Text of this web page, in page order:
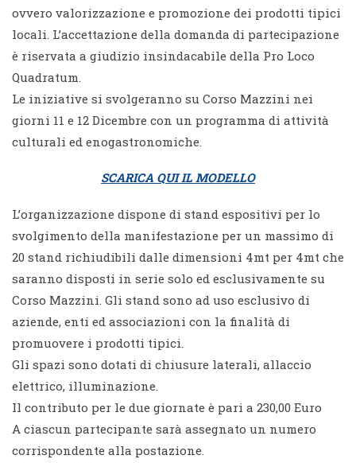
ovvero valorizzazione e promozione dei prodotti tipici
locali. L’accettazione della domanda di partecipazione
è riservata a giudizio insindacabile della Pro Loco
Quadratum.
Le iniziative si svolgeranno su Corso Mazzini nei
giorni 11 e 12 Dicembre con un programma di attività
culturali ed enogastronomiche.
SCARICA QUI IL MODELLO
L’organizzazione dispone di stand espositivi per lo
svolgimento della manifestazione per un massimo di
20 stand richiudibili dalle dimensioni 4mt per 4mt che
saranno disposti in serie solo ed esclusivamente su
Corso Mazzini. Gli stand sono ad uso esclusivo di
aziende, enti ed associazioni con la finalità di
promuovere i prodotti tipici.
Gli spazi sono dotati di chiusure laterali, allaccio
elettrico, illuminazione.
Il contributo per le due giornate è pari a 230,00 Euro
A ciascun partecipante sarà assegnato un numero
corrispondente alla postazione.